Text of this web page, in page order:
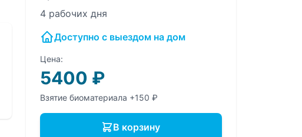
4 рабочих дня
Доступно с выездом на дом
Цена:
5400 ₽
Взятие биоматериала +150 ₽
В корзину